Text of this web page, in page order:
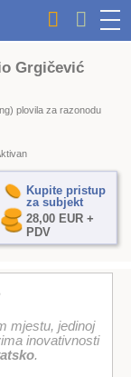
Grgičević
plovila za razonodu
Kupite pristup
za subjekt
28,00 EUR +
PDV
mjestu, jedinoj
inovativnosti
.